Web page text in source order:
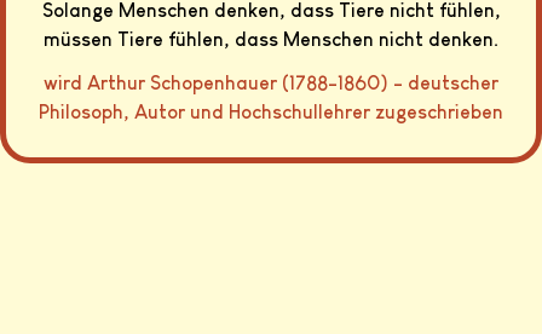
Solange Menschen denken, dass Tiere nicht fühlen,
müssen Tiere fühlen, dass Menschen nicht denken.
wird Arthur Schopenhauer (1788-1860) - deutscher
Philosoph, Autor und Hochschullehrer zugeschrieben